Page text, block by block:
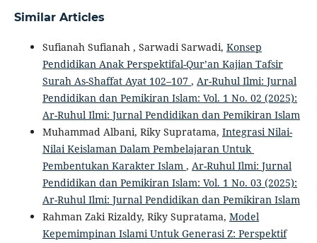
Similar Articles
Sufianah Sufianah , Sarwadi Sarwadi, Konsep
Pendidikan Anak Perspektifal-Qur’an Kajian Tafsir
Surah As-Shaffat Ayat 102–107 , Ar-Ruhul Ilmi: Jurnal
Pendidikan dan Pemikiran Islam: Vol. 1 No. 02 (2025):
Ar-Ruhul Ilmi: Jurnal Pendidikan dan Pemikiran Islam
Muhammad Albani, Riky Supratama, Integrasi Nilai-
Nilai Keislaman Dalam Pembelajaran Untuk
Pembentukan Karakter Islam , Ar-Ruhul Ilmi: Jurnal
Pendidikan dan Pemikiran Islam: Vol. 1 No. 03 (2025):
Ar-Ruhul Ilmi: Jurnal Pendidikan dan Pemikiran Islam
Rahman Zaki Rizaldy, Riky Supratama, Model
Kepemimpinan Islami Untuk Generasi Z: Perspektif